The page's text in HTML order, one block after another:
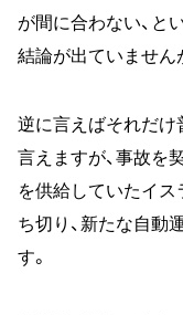
が間に合わない、と
結論が出ていません
逆に言えばそれだけ
言えますが、事故を
を供給していたイ
ち切り、新たな自動
す。